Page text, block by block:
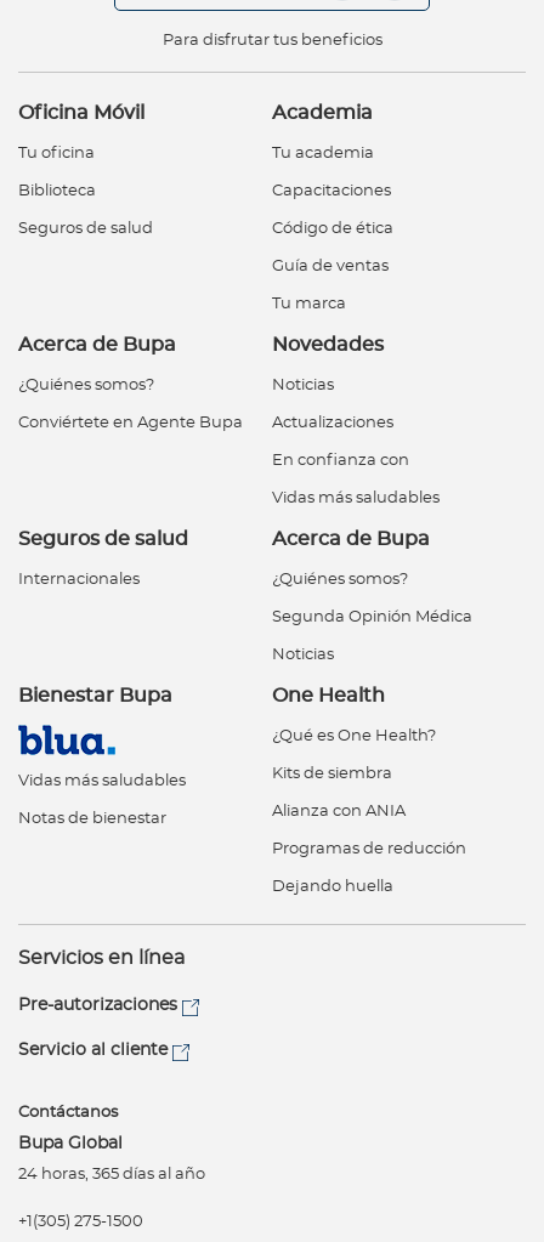
Para disfrutar tus beneficios
Oficina Móvil
Tu oficina
Biblioteca
Seguros de salud
Academia
Tu academia
Capacitaciones
Código de ética
Guía de ventas
Tu marca
Acerca de Bupa
¿Quiénes somos?
Conviértete en Agente Bupa
Novedades
Noticias
Actualizaciones
En confianza con
Vidas más saludables
Seguros de salud
Internacionales
Acerca de Bupa
¿Quiénes somos?
Segunda Opinión Médica
Noticias
Bienestar Bupa
Vidas más saludables
Notas de bienestar
One Health
¿Qué es One Health?
Kits de siembra
Alianza con ANIA
Programas de reducción
Dejando huella
Servicios en línea
Pre-autorizaciones
Servicio al cliente
Contáctanos
Bupa Global
24 horas, 365 días al año
+1(305) 275-1500